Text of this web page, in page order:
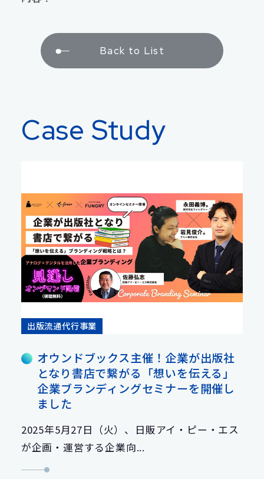
Back to List
Case Study
出版流通代行事業
オウンドブックス主催！企業が出版社
となり書店で繋がる「想いを伝える」
企業ブランディングセミナーを開催し
ました
2025年5月27日（火）、日販アイ・ピー・エス
が企画・運営する企業向...